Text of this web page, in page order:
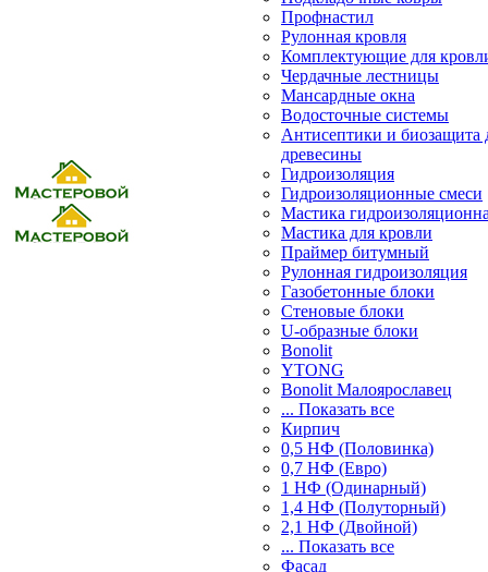
Профнастил
Рулонная кровля
Комплектующие для
Чердачные лестницы
Мансардные окна
Водосточные системы
Антисептики и биозащита
древесины
Гидроизоляция
Гидроизоляционные смеси
Мастика
Мастика для кровли
Праймер битумный
Рулонная гидроизоляция
Газобетонные блоки
Стеновые блоки
U-образные блоки
Bonolit
YTONG
Bonolit Малоярославец
... Показать все
Кирпич
0,5 НФ (Половинка)
0,7 НФ (Евро)
1 НФ (Одинарный)
1,4 НФ (Полуторный)
2,1 НФ (Двойной)
... Показать все
Фасад